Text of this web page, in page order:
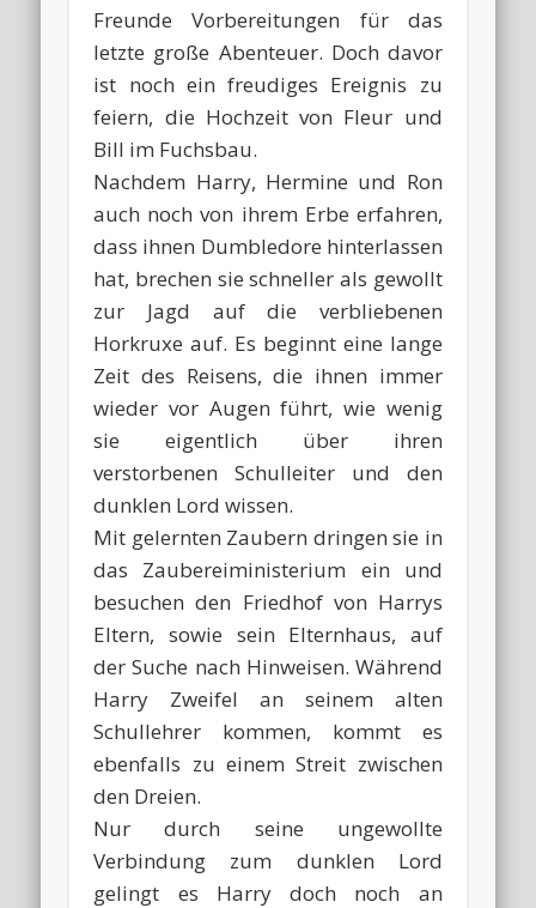
Freunde Vorbereitungen für das
letzte große Abenteuer. Doch davor
ist noch ein freudiges Ereignis zu
feiern, die Hochzeit von Fleur und
Bill im Fuchsbau.
Nachdem Harry, Hermine und Ron
auch noch von ihrem Erbe erfahren,
dass ihnen Dumbledore hinterlassen
hat, brechen sie schneller als gewollt
zur Jagd auf die verbliebenen
Horkruxe auf. Es beginnt eine lange
Zeit des Reisens, die ihnen immer
wieder vor Augen führt, wie wenig
sie eigentlich über ihren
verstorbenen Schulleiter und den
dunklen Lord wissen.
Mit gelernten Zaubern dringen sie in
das Zaubereiministerium ein und
besuchen den Friedhof von Harrys
Eltern, sowie sein Elternhaus, auf
der Suche nach Hinweisen. Während
Harry Zweifel an seinem alten
Schullehrer kommen, kommt es
ebenfalls zu einem Streit zwischen
den Dreien.
Nur durch seine ungewollte
Verbindung zum dunklen Lord
gelingt es Harry doch noch an